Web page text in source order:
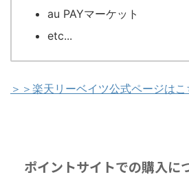
au PAYマーケット
etc...
＞＞楽天リーベイツ公式ページはこ
ポイントサイトでの購入に